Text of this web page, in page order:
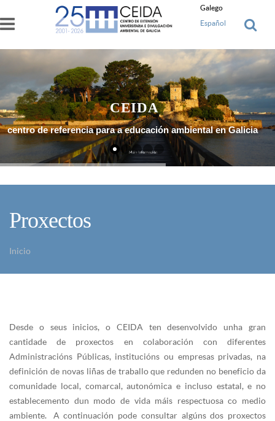
Ir o contido principal
Galego
Español
centro de referencia para a educación ambiental en Galicia
Máis Información
CEIDA
Proxectos
Inicio
Desde o seus inicios, o CEIDA ten desenvolvido unha gran
cantidade de proxectos en colaboración con diferentes
Administracións Públicas, institucións ou empresas privadas, na
definición de novas liñas de traballo que redunden no beneficio da
comunidade local, comarcal, autonómica e incluso estatal, e no
establecemento dun modo de vida máis respectuosa co medio
ambiente. A continuación pode consultar algúns dos proxectos